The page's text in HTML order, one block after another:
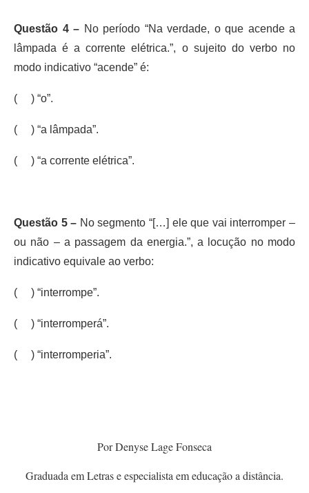
Questão 4 – No período “Na verdade, o que acende a
lâmpada é a corrente elétrica.”, o sujeito do verbo no
modo indicativo “acende” é:
( ) “o”.
( ) “a lâmpada”.
( ) “a corrente elétrica”.
Questão 5 – No segmento “[…] ele que vai interromper –
ou não – a passagem da energia.”, a locução no modo
indicativo equivale ao verbo:
( ) “interrompe”.
( ) “interromperá”.
( ) “interromperia”.
Por Denyse Lage Fonseca
Graduada em Letras e especialista em educação a distância.